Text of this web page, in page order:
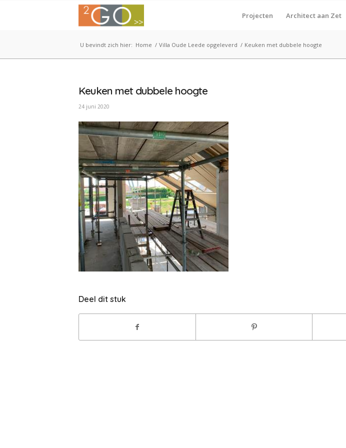
Projecten Architect aan Zet
U bevindt zich hier: Home / Villa Oude Leede opgeleverd / Keuken met dubbele hoogte
Keuken met dubbele hoogte
24 juni 2020
Deel dit stuk